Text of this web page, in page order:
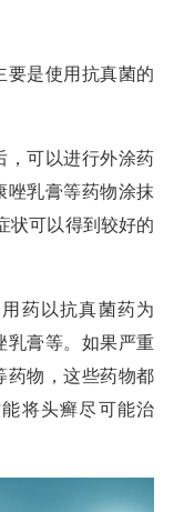
要是使用抗真菌的
，可以进行外涂药
唑乳膏等药物涂抹
状可以得到较好的
药以抗真菌药为
乳膏等。如果严重
药物，这些药物都
将头癣尽可能治